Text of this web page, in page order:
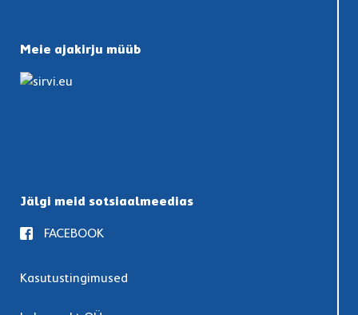
Meie ajakirju müüb
Jälgi meid sotsiaalmeedias
FACEBOOK
Kasutustingimused